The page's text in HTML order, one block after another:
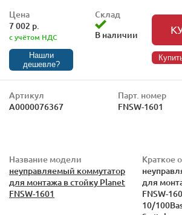
Цена
7 002 р.
с учётом НДС
Нашли
дешевле?
Склад
В наличии
Артикул
А0000076367
Парт. номер
FNSW-1601
Название модели
неуправляемый коммутатор
для монтажа в стойку Planet
FNSW-1601
Краткое
для
FNSW-
10/